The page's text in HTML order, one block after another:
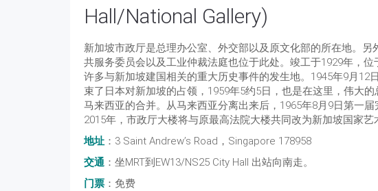
Hall/National Gallery)
新加坡市政厅是总理办公室、外交部以及原文化部的所在地。
共服务委员会以及工业仲裁法庭也位于此处。竣工于1929年，
许多与新加坡建国相关的重大历史事件的发生地。1945年9月12
束了日本对新加坡的占领，1959年5约5日，也是在这里，伟大
马来西亚的合并。从马来西亚分离出来后，1965年8月9日第一届
2015年，市政厅大楼将与原最高法院大楼共同改为新加坡国家艺
地址 ：3 Saint Andrew’s Road，Singapore 178958
交通 ：坐MRT到EW13/NS25 City Hall 出站向南走。
门票 ：免费